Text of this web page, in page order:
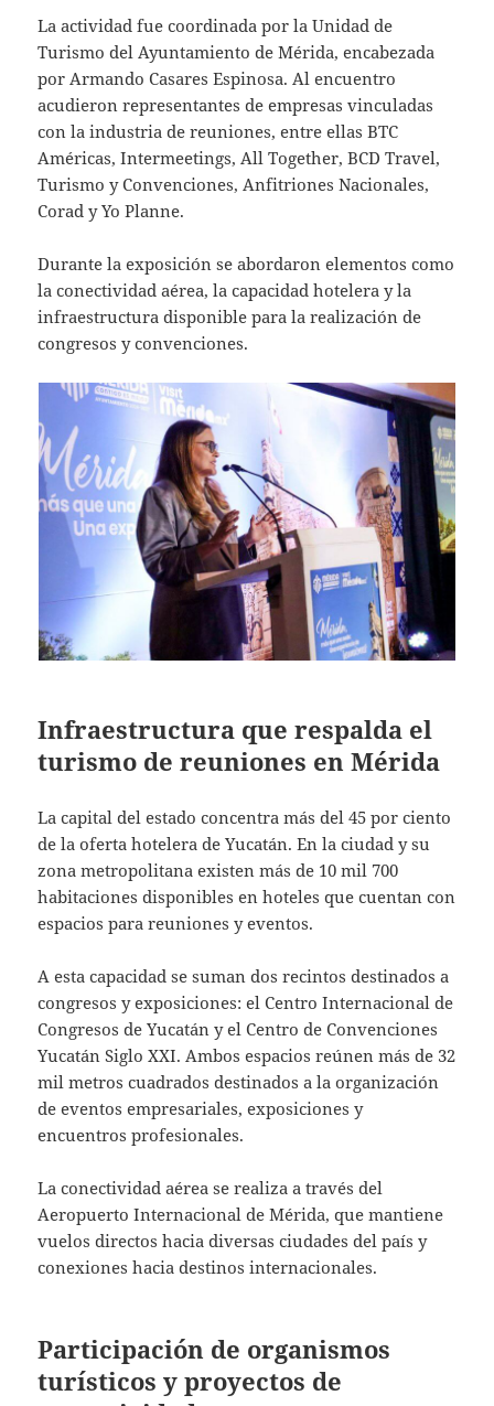
La actividad fue coordinada por la Unidad de
Turismo del Ayuntamiento de Mérida, encabezada
por Armando Casares Espinosa. Al encuentro
acudieron representantes de empresas vinculadas
con la industria de reuniones, entre ellas BTC
Américas, Intermeetings, All Together, BCD Travel,
Turismo y Convenciones, Anfitriones Nacionales,
Corad y Yo Planne.
Durante la exposición se abordaron elementos como
la conectividad aérea, la capacidad hotelera y la
infraestructura disponible para la realización de
congresos y convenciones.
Infraestructura que respalda el
turismo de reuniones en Mérida
La capital del estado concentra más del 45 por ciento
de la oferta hotelera de Yucatán. En la ciudad y su
zona metropolitana existen más de 10 mil 700
habitaciones disponibles en hoteles que cuentan con
espacios para reuniones y eventos.
A esta capacidad se suman dos recintos destinados a
congresos y exposiciones: el Centro Internacional de
Congresos de Yucatán y el Centro de Convenciones
Yucatán Siglo XXI. Ambos espacios reúnen más de 32
mil metros cuadrados destinados a la organización
de eventos empresariales, exposiciones y
encuentros profesionales.
La conectividad aérea se realiza a través del
Aeropuerto Internacional de Mérida, que mantiene
vuelos directos hacia diversas ciudades del país y
conexiones hacia destinos internacionales.
Participación de organismos
turísticos y proyectos de